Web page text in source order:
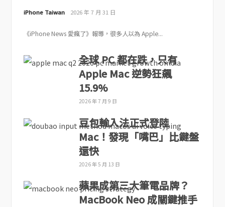
iPhone Taiwan 2026 年 7 月 31 日
《iPhone News 愛瘋了》報導，很多人以為 Apple...
全球 PC 都在跌，只有
Apple Mac 逆勢狂飆
15.9%
2026 年 7 月 9 日
豆包輸入法正式登陸
Mac！發現「嘴巴」比鍵盤
還快
2026 年 5 月 13 日
蘋果成第三大筆電品牌？
MacBook Neo 成關鍵推手